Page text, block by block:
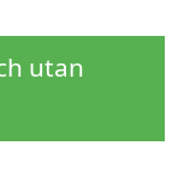
utan